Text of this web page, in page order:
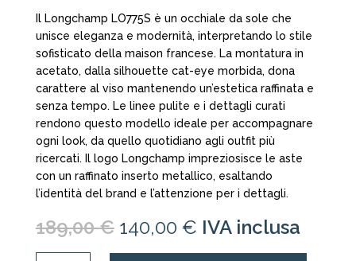
Il Longchamp LO775S è un occhiale da sole che
unisce eleganza e modernità, interpretando lo stile
sofisticato della maison francese. La montatura in
acetato, dalla silhouette cat-eye morbida, dona
carattere al viso mantenendo un’estetica raffinata e
senza tempo. Le linee pulite e i dettagli curati
rendono questo modello ideale per accompagnare
ogni look, da quello quotidiano agli outfit più
ricercati. Il logo Longchamp impreziosisce le aste
con un raffinato inserto metallico, esaltando
l’identità del brand e l’attenzione per i dettagli.
189,00€ Il
140,00 €IlIVA inclusa